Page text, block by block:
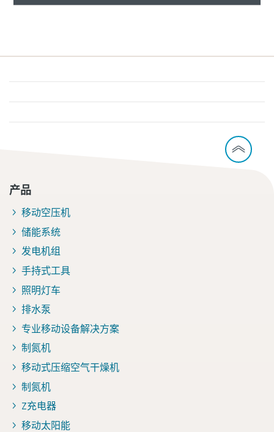
产品
移动空压机
储能系统
发电机组
手持式工具
照明灯车
排水泵
专业移动设备解决方案
制氮机
移动式压缩空气干燥机
制氮机
Z充电器
移动太阳能